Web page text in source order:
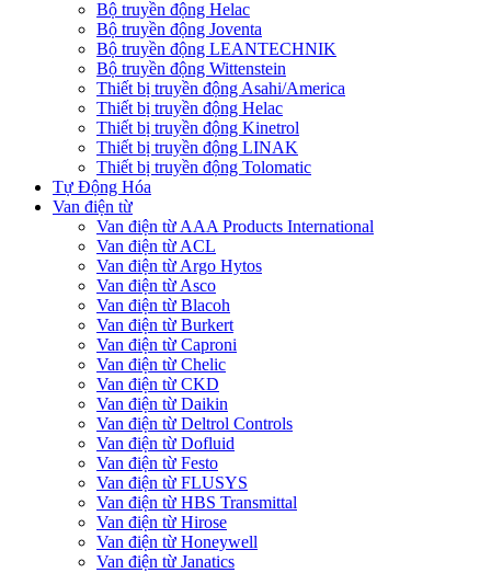
Bộ truyền động Helac
Bộ truyền động Joventa
Bộ truyền động LEANTECHNIK
Bộ truyền động Wittenstein
Thiết bị truyền động Asahi/America
Thiết bị truyền động Helac
Thiết bị truyền động Kinetrol
Thiết bị truyền động LINAK
Thiết bị truyền động Tolomatic
Tự Động Hóa
Van điện từ
Van điện từ AAA Products International
Van điện từ ACL
Van điện từ Argo Hytos
Van điện từ Asco
Van điện từ Blacoh
Van điện từ Burkert
Van điện từ Caproni
Van điện từ Chelic
Van điện từ CKD
Van điện từ Daikin
Van điện từ Deltrol Controls
Van điện từ Dofluid
Van điện từ Festo
Van điện từ FLUSYS
Van điện từ HBS Transmittal
Van điện từ Hirose
Van điện từ Honeywell
Van điện từ Janatics